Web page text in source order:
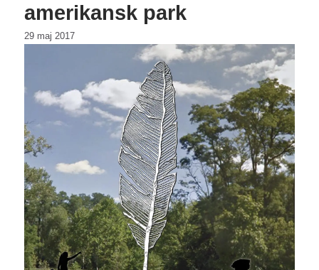
amerikansk park
29 maj 2017